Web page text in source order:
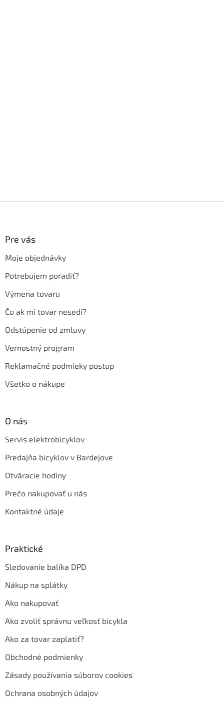
Pre vás
Moje objednávky
Potrebujem poradiť?
Výmena tovaru
Čo ak mi tovar nesedí?
Odstúpenie od zmluvy
Vernostný program
Reklamačné podmieky postup
Všetko o nákupe
O nás
Servis elektrobicyklov
Predajňa bicyklov v Bardejove
Otváracie hodiny
Prečo nakupovať u nás
Kontaktné údaje
Praktické
Sledovanie balíka DPD
Nákup na splátky
Ako nakupovať
Ako zvoliť správnu veľkosť bicykla
Ako za tovar zaplatiť?
Obchodné podmienky
Zásady používania súborov cookies
Ochrana osobných údajov